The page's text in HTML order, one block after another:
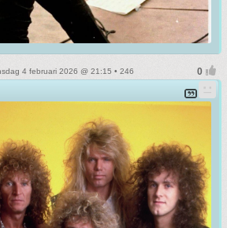
4 februari 2026 @ 21:15 • 246